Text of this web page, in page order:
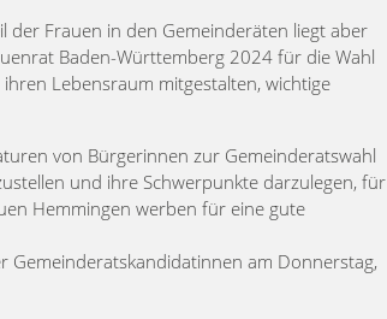
der Frauen in den Gemeinderäten liegt aber
Baden-Württemberg 2024 für die Wahl
Lebensraum mitgestalten, wichtige
von Bürgerinnen zur Gemeinderatswahl
und ihre Schwerpunkte darzulegen, für
Hemmingen werben für eine gute
Gemeinderatskandidatinnen am Donnerstag,